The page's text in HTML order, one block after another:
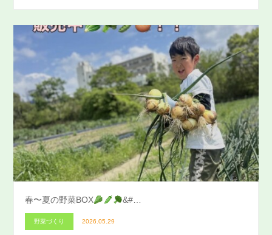
春〜夏の野菜BOX &#…
野菜づくり 2026.05.29